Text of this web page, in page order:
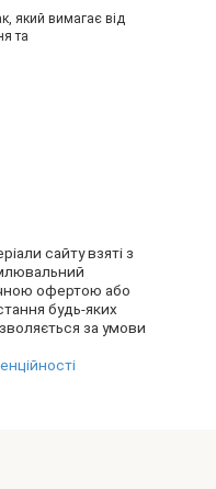
який вимагає від
та
сайту взяті з
офертою або
будь-яких
за умови